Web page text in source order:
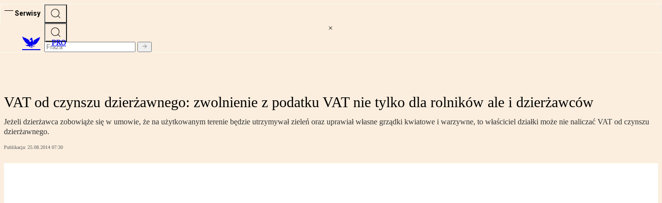
Serwisy
PRO
VAT od czynszu dzierżawnego: zwolnienie z podatku VAT nie tylko dla rolników ale i dzierżawców
Jeżeli dzierżawca zobowiąże się w umowie, że na użytkowanym terenie będzie utrzymywał zieleń oraz uprawiał własne grządki kwiatowe i warzywne, to właściciel działki może nie naliczać VAT od czynszu
dzierżawnego.
Publikacja: 25.08.2014 07:30